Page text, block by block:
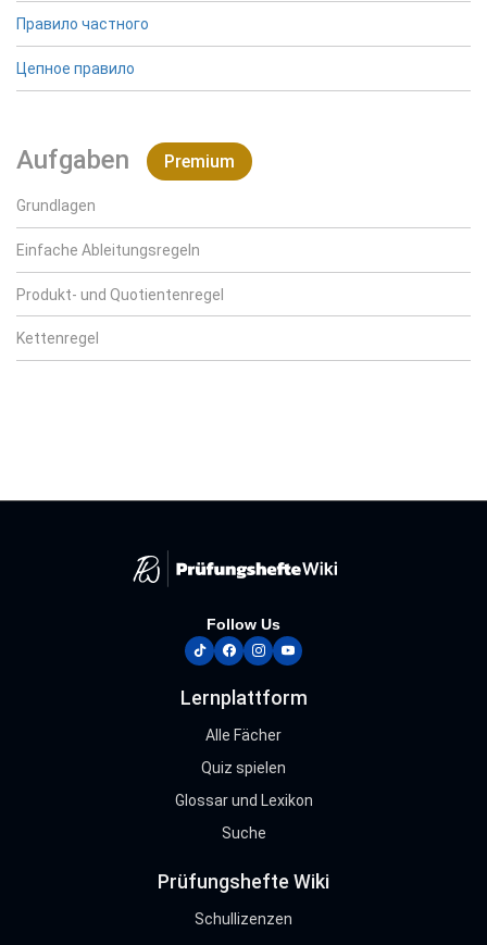
Правило частного
Цепное правило
Aufgaben Premium
Grundlagen
Einfache Ableitungsregeln
Produkt- und Quotientenregel
Kettenregel
Follow Us
tiktokfacebook
instagram
youtube
Lernplattform
Alle Fächer
Quiz spielen
Glossar und Lexikon
Suche
Prüfungshefte Wiki
Schullizenzen